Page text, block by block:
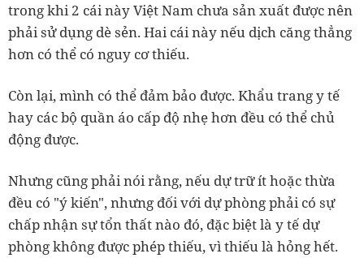
trong khi 2 cái này Việt Nam chưa sản xuất được nên
phải sử dụng dè sẻn. Hai cái này nếu dịch căng thẳng
hơn có thể có nguy cơ thiếu.
Còn lại, mình có thể đảm bảo được. Khẩu trang y tế
hay các bộ quần áo cấp độ nhẹ hơn đều có thể chủ
động được.
Nhưng cũng phải nói rằng, nếu dự trữ ít hoặc thừa
đều có "ý kiến", nhưng đối với dự phòng phải có sự
chấp nhận sự tổn thất nào đó, đặc biệt là y tế dự
phòng không được phép thiếu, vì thiếu là hỏng hết.